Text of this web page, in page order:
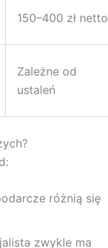
150–400 zł netto
Zależne od
ustaleń
różnią się
zwykle ma